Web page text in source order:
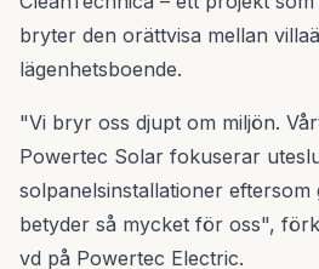
bryter den orättvisa mellan
lägenhetsboende.
"Vi bryr oss djupt om miljön.
Powertec Solar fokuserar
solpanelsinstallationer
betyder så mycket för oss",
vd på Powertec Electric.